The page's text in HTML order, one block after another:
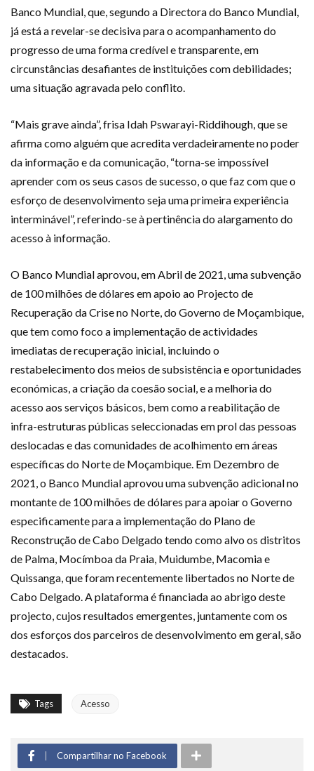
Banco Mundial, que, segundo a Directora do Banco Mundial,
já está a revelar-se decisiva para o acompanhamento do
progresso de uma forma credível e transparente, em
circunstâncias desafiantes de instituições com debilidades;
uma situação agravada pelo conflito.
“Mais grave ainda”, frisa Idah Pswarayi-Riddihough, que se
afirma como alguém que acredita verdadeiramente no poder
da informação e da comunicação, “torna-se impossível
aprender com os seus casos de sucesso, o que faz com que o
esforço de desenvolvimento seja uma primeira experiência
interminável”, referindo-se à pertinência do alargamento do
acesso à informação.
O Banco Mundial aprovou, em Abril de 2021, uma subvenção
de 100 milhões de dólares em apoio ao Projecto de
Recuperação da Crise no Norte, do Governo de Moçambique,
que tem como foco a implementação de actividades
imediatas de recuperação inicial, incluindo o
restabelecimento dos meios de subsistência e oportunidades
económicas, a criação da coesão social, e a melhoria do
acesso aos serviços básicos, bem como a reabilitação de
infra-estruturas públicas seleccionadas em prol das pessoas
deslocadas e das comunidades de acolhimento em áreas
específicas do Norte de Moçambique. Em Dezembro de
2021, o Banco Mundial aprovou uma subvenção adicional no
montante de 100 milhões de dólares para apoiar o Governo
especificamente para a implementação do Plano de
Reconstrução de Cabo Delgado tendo como alvo os distritos
de Palma, Mocímboa da Praia, Muidumbe, Macomia e
Quissanga, que foram recentemente libertados no Norte de
Cabo Delgado. A plataforma é financiada ao abrigo deste
projecto, cujos resultados emergentes, juntamente com os
dos esforços dos parceiros de desenvolvimento em geral, são
destacados.
Tags Acesso
Compartilhar no Facebook